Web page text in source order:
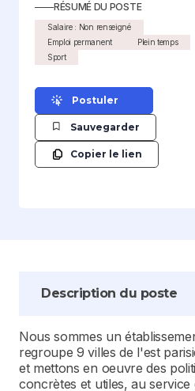
RÉSUMÉ DU POSTE
Salaire : Non renseigné
Emploi permanent
Plein temps
Sport
Postuler
Sauvegarder
Copier le lien
Description du poste
Nous sommes un
regroupe 9 villes de l'est
et mettons en oeuvre des
concrètes et utiles, au service